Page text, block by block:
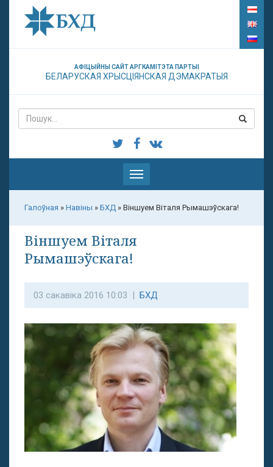
АФІЦЫЙНЫ САЙТ АРГКАМІТЭТА ПАРТЫІ
БЕЛАРУСКАЯ ХРЫСЦІЯНСКАЯ ДЭМАКРАТЫЯ
Паказаць
меню
Галоўная » Навіны » БХД » Віншуем Віталя Рымашэўскага!
Віншуем Віталя
Рымашэўскага!
03 сакавіка 2016 10:03 | БХД